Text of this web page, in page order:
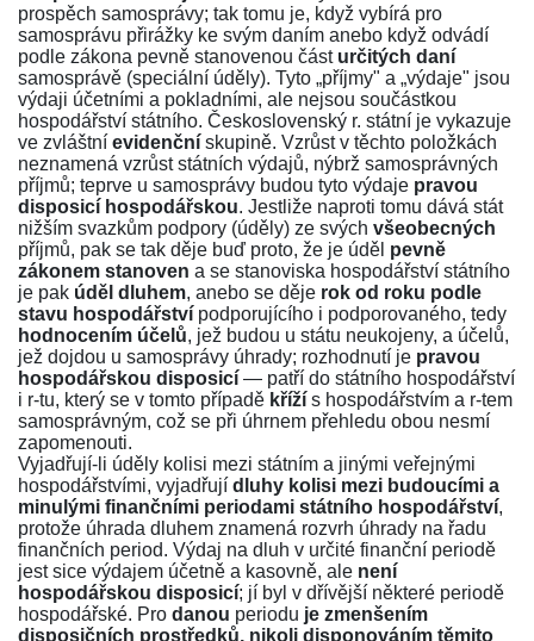
prospěch samosprávy; tak tomu je, když vybírá pro
samosprávu přirážky ke svým daním anebo když odvádí
podle zákona pevně stanovenou část určitých daní
samosprávě (speciální úděly). Tyto „příjmy" a „výdaje" jsou
výdaji účetními a pokladními, ale nejsou součástkou
hospodářství státního. Československý r. státní je vykazuje
ve zvláštní evidenční skupině. Vzrůst v těchto položkách
neznamená vzrůst státních výdajů, nýbrž samosprávných
příjmů; teprve u samosprávy budou tyto výdaje pravou
disposicí hospodářskou. Jestliže naproti tomu dává stát
nižším svazkům podpory (úděly) ze svých všeobecných
příjmů, pak se tak děje buď proto, že je úděl pevně
zákonem stanoven a se stanoviska hospodářství státního
je pak úděl dluhem, anebo se děje rok od roku podle
stavu hospodářství podporujícího i podporovaného, tedy
hodnocením účelů, jež budou u státu neukojeny, a účelů,
jež dojdou u samosprávy úhrady; rozhodnutí je pravou
hospodářskou disposicí — patří do státního hospodářství
i r-tu, který se v tomto případě kříží s hospodářstvím a r-tem
samosprávným, což se při úhrnem přehledu obou nesmí
zapomenouti.
Vyjadřují-li úděly kolisi mezi státním a jinými veřejnými
hospodářstvími, vyjadřují dluhy kolisi mezi budoucími a
minulými finančními periodami státního hospodářství,
protože úhrada dluhem znamená rozvrh úhrady na řadu
finančních period. Výdaj na dluh v určité finanční periodě
jest sice výdajem účetně a kasovně, ale není
hospodářskou disposicí; jí byl v dřívější některé periodě
hospodářské. Pro danou periodu je zmenšením
disposičních prostředků, nikoli disponováním těmito